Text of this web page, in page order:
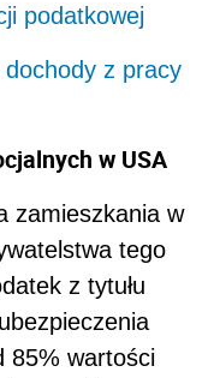
podatkowej
z pracy
w USA
zamieszkania w
tego
z tytułu
85% wartości